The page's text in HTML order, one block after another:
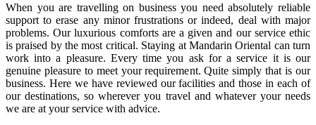
When you are travelling on business you need absolutely reliable
support to erase any minor frustrations or indeed, deal with major
problems. Our luxurious comforts are a given and our service ethic
is praised by the most critical. Staying at Mandarin Oriental can turn
work into a pleasure. Every time you ask for a service it is our
genuine pleasure to meet your requirement. Quite simply that is our
business. Here we have reviewed our facilities and those in each of
our destinations, so wherever you travel and whatever your needs
we are at your service with advice.